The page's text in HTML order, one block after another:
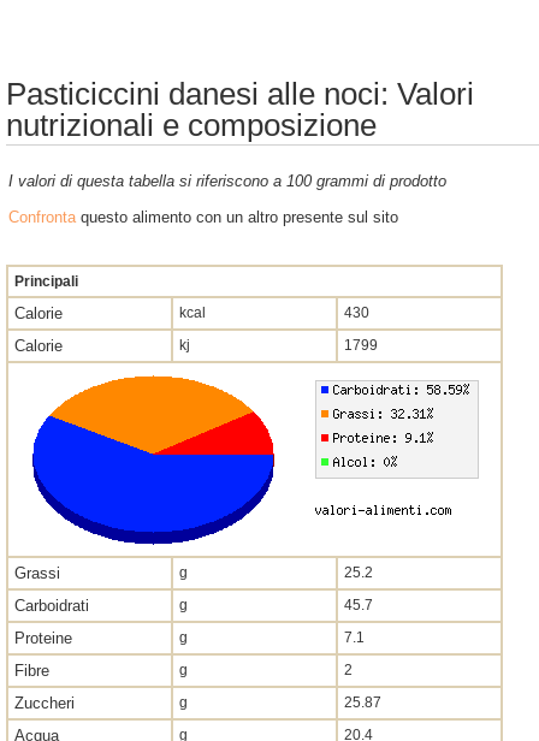
Pasticiccini danesi alle noci: Valori
nutrizionali e composizione
I valori di questa tabella si riferiscono a 100 grammi di prodotto
Confrontaquesto alimento con un altro presente sul sito
Principali
Calorie kcal 430
Calorie kj 1799
Grassi g 25.2
Carboidrati g 45.7
Proteine g 7.1
Fibre g 2
Zuccheri g 25.87
Acqua g 20.4